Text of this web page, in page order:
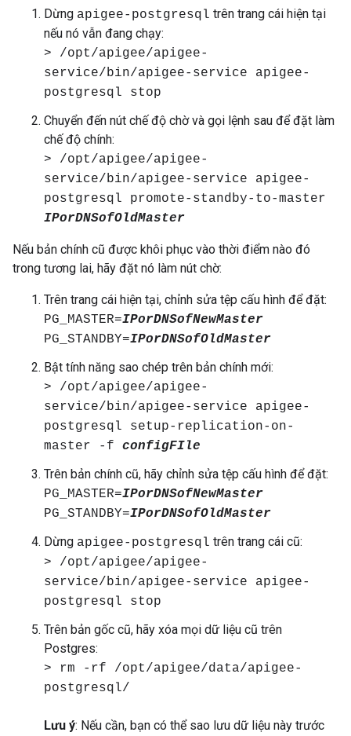
Dừng apigee-postgresql trên trang cái hiện tại
nếu nó vẫn đang chạy:
> /opt/apigee/apigee-
service/bin/apigee-service apigee-
postgresql stop
Chuyển đến nút chế độ chờ và gọi lệnh sau để đặt làm
chế độ chính:
> /opt/apigee/apigee-
service/bin/apigee-service apigee-
postgresql promote-standby-to-master
IPorDNSofOldMaster
Nếu bản chính cũ được khôi phục vào thời điểm nào đó
trong tương lai, hãy đặt nó làm nút chờ:
Trên trang cái hiện tại, chỉnh sửa tệp cấu hình để đặt:
PG_MASTER=IPorDNSofNewMaster
PG_STANDBY=IPorDNSofOldMaster
Bật tính năng sao chép trên bản chính mới:
> /opt/apigee/apigee-
service/bin/apigee-service apigee-
postgresql setup-replication-on-
master -f configFIle
Trên bản chính cũ, hãy chỉnh sửa tệp cấu hình để đặt:
PG_MASTER=IPorDNSofNewMaster
PG_STANDBY=IPorDNSofOldMaster
Dừng apigee-postgresql trên trang cái cũ:
> /opt/apigee/apigee-
service/bin/apigee-service apigee-
postgresql stop
Trên bản gốc cũ, hãy xóa mọi dữ liệu cũ trên
Postgres:
> rm -rf /opt/apigee/data/apigee-
postgresql/
Lưu ý: Nếu cần, bạn có thể sao lưu dữ liệu này trước